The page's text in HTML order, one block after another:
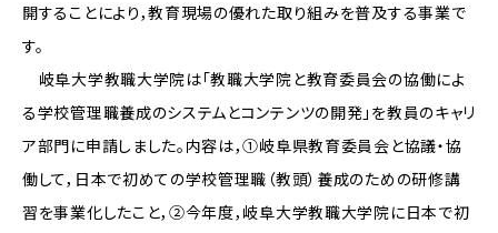
開することにより，教育現場の優れた取り組みを普及する事業で
す。
岐阜大学教職大学院は「教職大学院と教育委員会の協働によ
る学校管理職養成のシステムとコンテンツの開発」を教員のキャリ
ア部門に申請しました。内容は，①岐阜県教育委員会と協議・協
働して，日本で初めての学校管理職（教頭）養成のための研修講
習を事業化したこと，②今年度，岐阜大学教職大学院に日本で初